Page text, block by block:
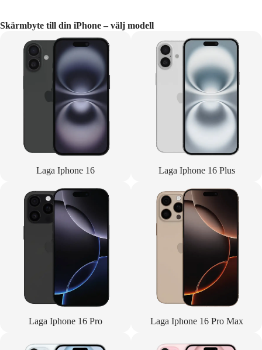
Skärmbyte till din iPhone – välj modell
Laga Iphone 16 Laga Iphone 16 Plus
Laga Iphone 16 Pro Laga Iphone 16 Pro Max